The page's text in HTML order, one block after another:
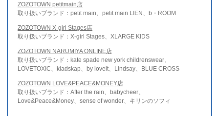
ZOZOTOWN petitmain店
取り扱いブランド：petit main、petit main LIEN、b・ROOM
ZOZOTOWN X-girl Stages店
取り扱いブランド：X-girl Stages、XLARGE KIDS
ZOZOTOWN NARUMIYA ONLINE店
取り扱いブランド：kate spade new york childrenswear、
LOVETOXIC、kladskap、by loveit、Lindsay、BLUE CROSS
ZOZOTOWN LOVE&PEACE&MONEY店
取り扱いブランド：After the rain、babycheer、
Love&Peace&Money、sense of wonder、キリンのソフィ